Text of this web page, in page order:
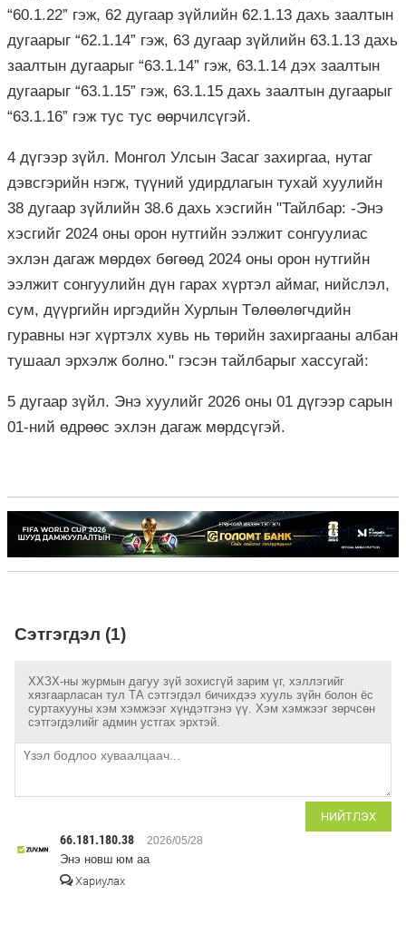
“60.1.22” гэж, 62 дугаар зүйлийн 62.1.13 дахь заалтын
дугаарыг “62.1.14” гэж, 63 дугаар зүйлийн 63.1.13 дахь
заалтын дугаарыг “63.1.14” гэж, 63.1.14 дэх заалтын
дугаарыг “63.1.15” гэж, 63.1.15 дахь заалтын дугаарыг
“63.1.16” гэж тус тус өөрчилсүгэй.
4 дүгээр зүйл. Монгол Улсын Засаг захиргаа, нутаг
дэвсгэрийн нэгж, түүний удирдлагын тухай хуулийн
38 дугаар зүйлийн 38.6 дахь хэсгийн "Тайлбар: -Энэ
хэсгийг 2024 оны орон нутгийн ээлжит сонгуулиас
эхлэн дагаж мөрдөх бөгөөд 2024 оны орон нутгийн
ээлжит сонгуулийн дүн гарах хүртэл аймаг, нийслэл,
сум, дүүргийн иргэдийн Хурлын Төлөөлөгчдийн
гуравны нэг хүртэлх хувь нь төрийн захиргааны албан
тушаал эрхэлж болно." гэсэн тайлбарыг хассугай:
5 дугаар зүйл. Энэ хуулийг 2026 оны 01 дүгээр сарын
01-ний өдрөөс эхлэн дагаж мөрдсүгэй.
Сэтгэгдэл (1)
ХХЗХ-ны журмын дагуу зүй зохисгүй зарим үг, хэллэгийг
хязгаарласан тул ТА сэтгэгдэл бичихдээ хууль зүйн болон ёс
суртахууны хэм хэмжээг хүндэтгэнэ үү. Хэм хэмжээг зөрчсөн
сэтгэгдэлийг админ устгах эрхтэй.
НИЙТЛЭХ
66.181.180.38 2026/05/28
Энэ новш юм аа
Хариулах